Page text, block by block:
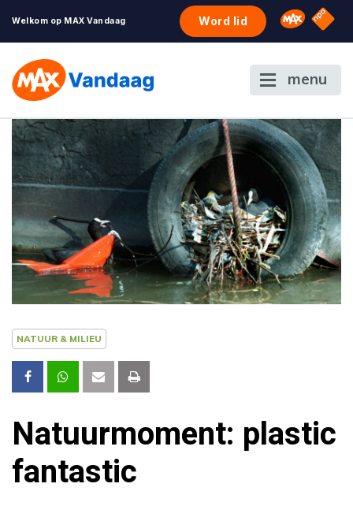
Welkom op MAX Vandaag Word lid Omroep
NPO
menu
NATUUR & MILIEU
Natuurmoment: plastic
fantastic